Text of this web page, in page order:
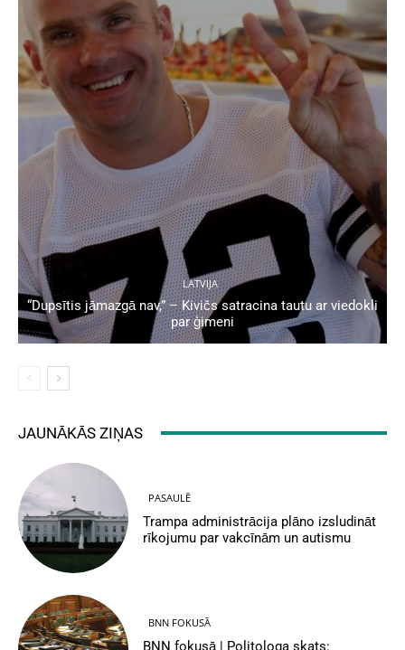
LATVIJA
“Dupsītis jāmazgā nav,” – Kivičs satracina tautu ar viedokli
par ģimeni
JAUNĀKĀS ZIŅAS
PASAULĒ
Trampa administrācija plāno izsludināt
rīkojumu par vakcīnām un autismu
BNN FOKUSĀ
BNN fokusā | Politologa skats: